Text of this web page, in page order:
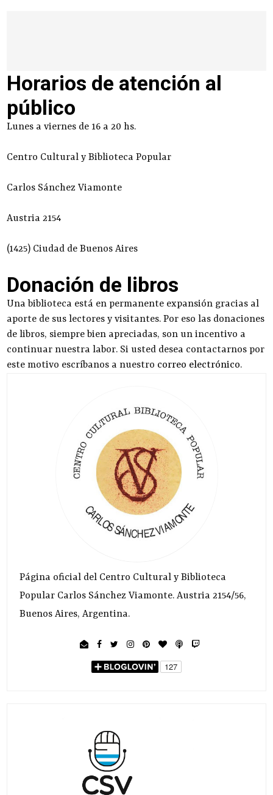
Horarios de atención al
público
Lunes a viernes de 16 a 20 hs.
Centro Cultural y Biblioteca Popular
Carlos Sánchez Viamonte
Austria 2154
(1425) Ciudad de Buenos Aires
Donación de libros
Una biblioteca está en permanente expansión gracias al
aporte de sus lectores y visitantes. Por eso las donaciones
de libros, siempre bien apreciadas, son un incentivo a
continuar nuestra labor. Si usted desea contactarnos por
este motivo escríbanos a nuestro correo electrónico.
Página oficial del Centro Cultural y Biblioteca
Popular Carlos Sánchez Viamonte. Austria 2154/56,
Buenos Aires, Argentina.